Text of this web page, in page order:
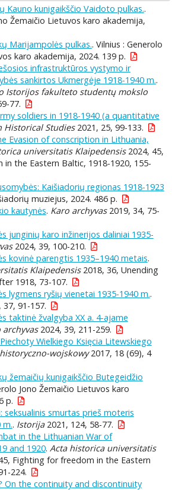
Kauno kunigaikščio Vaidoto pulkas..
Žemaičio Lietuvos karo akademija,
Marijampolės pulkas.. Vilnius : Generolo
karo akademija, 2024. 139 p.
infrastruktūros vystymo ir
sankirtos Ukmergėje 1918-1940 m..
Istorijos fakulteto studentų mokslo
77.
soldiers in 1918-1940 (a quantitative
Historical Studies2021, 25, 99-133.
Evasion of conscription in Lithuania,
universitatis Klaipedensis2024, 45,
the Eastern Baltic, 1918-1920, 155-
Kaišiadorių regionas 1918-1923
muziejus, 2024. 486 p.
kautynės. Karo archyvas2019, 34, 75-
junginių karo inžinerijos daliniai 1935-
2024, 39, 100-210.
kovinė parengtis 1935–1940 metais.
Klaipedensis2018, 36, Unending
1918, 73-107.
lygmens ryšių vienetai 1935-1940 m..
91-157.
taktinė žvalgyba XX a. 4-ajame
archyvas2024, 39, 211-259.
Wielkiego Księcia Litewskiego
wojskowy2017, 18 (69), 4
žemaičių kunigaikščio Butegeidžio
Jono Žemaičio Lietuvos karo
p.
seksualinis smurtas prieš moteris
m.. Istorija2021, 124, 58-77.
in the Lithuanian War of
and 1920. Acta historica universitatis
Fighting for freedom in the Eastern
224.
On the continuity and discontinuity